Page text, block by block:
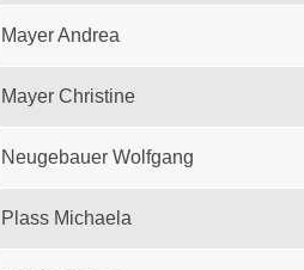
Mayer Andrea
Mayer Christine
Neugebauer Wolfgang
Plass Michaela